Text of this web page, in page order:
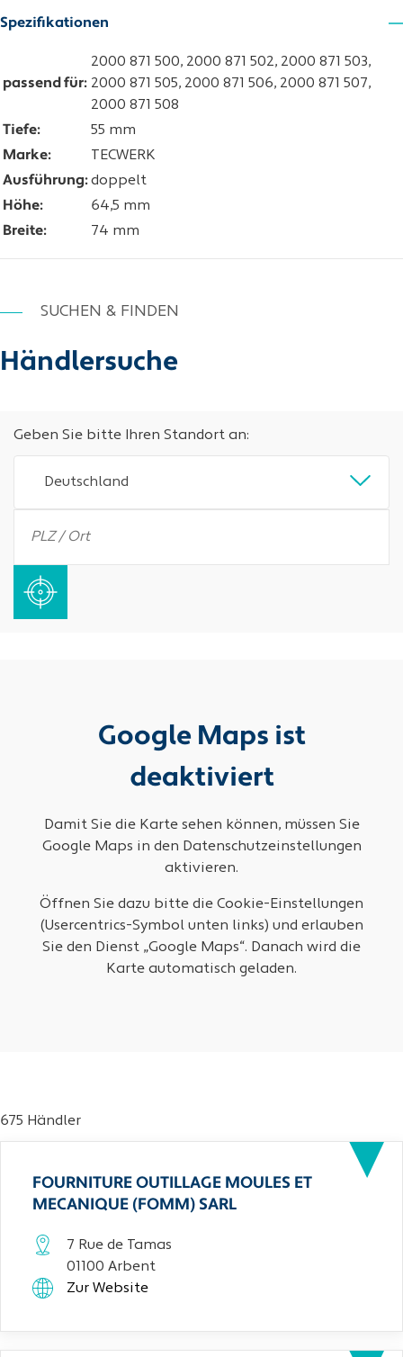
Spezifikationen
passend für:
2000 871 500, 2000 871 502, 2000 871 503,
2000 871 505, 2000 871 506, 2000 871 507,
2000 871 508
Tiefe:
55 mm
Marke:
TECWERK
Ausführung: doppelt
Höhe:
64,5 mm
Breite:
74 mm
SUCHEN & FINDEN
Händlersuche
Geben Sie bitte Ihren Standort an:
Deutschland
Google Maps ist
deaktiviert
Damit Sie die Karte sehen können, müssen Sie
Google Maps in den Datenschutzeinstellungen
aktivieren.
Öffnen Sie dazu bitte die Cookie-Einstellungen
(Usercentrics-Symbol unten links) und erlauben
Sie den Dienst „Google Maps“. Danach wird die
Karte automatisch geladen.
675 Händler
FOURNITURE OUTILLAGE MOULES ET
MECANIQUE (FOMM) SARL
7 Rue de Tamas
01100 Arbent
Zur Website